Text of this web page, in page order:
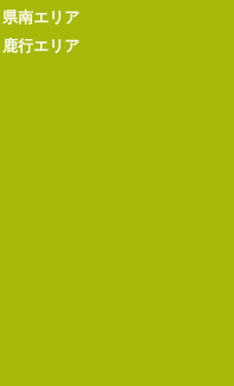
県南エリア
鹿行エリア